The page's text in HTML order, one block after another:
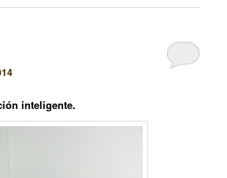
inteligente.